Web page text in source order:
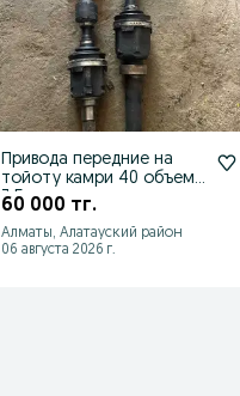
Привода передние на
тойоту камри 40 объем
3.5
60 000 тг.
Алматы, Алатауский район
06 августа 2026 г.